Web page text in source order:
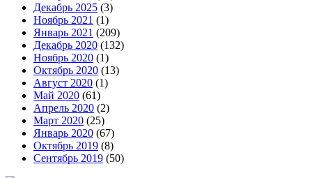
Декабрь 2025 (3)
Ноябрь 2021 (1)
Январь 2021 (209)
Декабрь 2020 (132)
Ноябрь 2020 (1)
Октябрь 2020 (13)
Август 2020 (1)
Май 2020 (61)
Апрель 2020 (2)
Март 2020 (25)
Январь 2020 (67)
Октябрь 2019 (8)
Сентябрь 2019 (50)